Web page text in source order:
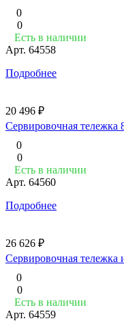
0
0
Есть в наличии
Арт. 64558
Подробнее
20 496 ₽
Сервировочная тележка
0
0
Есть в наличии
Арт. 64560
Подробнее
26 626 ₽
Сервировочная тележка
0
0
Есть в наличии
Арт. 64559